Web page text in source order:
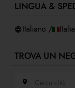
Accessibilità
LINGUA &
Italiano / Italia
TROVA UN
Cerca città